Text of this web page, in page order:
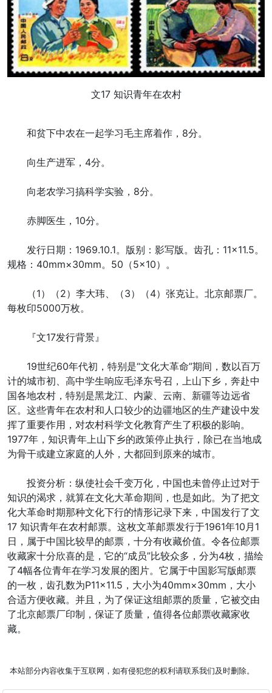
文17 知识青年在农村
和贫下中农在一起学习毛主席着作，8分。
向生产进军，4分。
向老农学习搞科学实验，8分。
赤脚医生，10分。
发行日期：1969.10.1。版别：影写版。齿孔：11×11.5。
规格：40mm×30mm。50（5×10）。
（1）（2）李大玮、（3）（4）张克让。北京邮票厂。
每枚印5000万枚。
『文17发行背景』
19世纪60年代初，特别是“文化大革命”期间，数以百万
计的城市初、高中学生响应毛泽东号召，上山下乡，奔赴中
国各地农村，特别是黑龙江、内蒙、云南、新疆等边远省
区。这些青年在农村和人口较少的边疆地区的生产建设中发
挥了重要作用，对农村科学文化教育产生了积极的影响。
1977年，知识青年上山下乡的政策停止执行，除已在当地成
为骨干或建立家庭的人外，大都回到原来的城市。
投资分析：纵使社会千变万化，中国也未曾停止过对于
知识的渴求，就算在文化大革命期间，也是如此。为了把文
化大革命时期那种文化下行的情形记录下来，中国发行了文
17 知识青年在农村邮票。这枚文革邮票发行于1961年10月1
日，属于中国比较早的邮票，十分有收藏价值。令各位邮票
收藏家十分欣喜的是，它的“成员”比较众多，分为4枚，描绘
了4幅各位青年在学习发展的图片。它属于中国影写版邮票
的一枚，齿孔数为P11×11.5，大小为40mm×30mm，大小
合适方便收藏。并且，为了保证这组邮票的质量，它被交由
了北京邮票厂印制，保证了质量，值得各位邮票收藏家收
藏。
本站部分内容收集于互联网，如有侵犯您的权利请联系我们及时删除。